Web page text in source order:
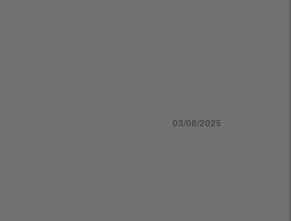
03/08/2025